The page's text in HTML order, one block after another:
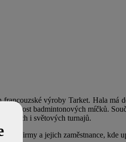
výroby Tarket. Hala má
badmintonových míčků.
i světových turnajů.
pro firmy a jejich zaměstnance, kde